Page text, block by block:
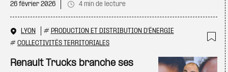
26 février 2026 4 min de lecture
LYON # PRODUCTION ET DISTRIBUTION D'ÉNERGIE
# COLLECTIVITÉS TERRITORIALES
Renault Trucks branche ses